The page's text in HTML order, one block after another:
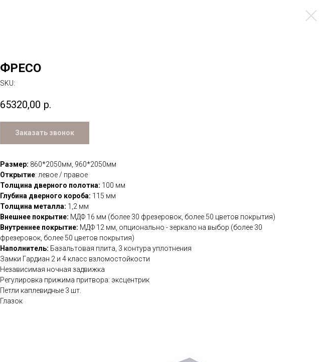
ФРЕСО
SKU:
65320,00 р.
Заказать звонок
Размер: 860*2050мм, 960*2050мм
Открытие: левое / правое
Толщина дверного полотна: 100 мм
Глубина дверного короба: 115 мм
Толщина металла: 1,2 мм
Внешнее покрытие: МДФ 16 мм (более 30 фрезеровок, более 50 цветов покрытия)
Внутреннее покрытие: МДФ 12 мм, опционально - зеркало на выбор (более 30
фрезеровок, более 50 цветов покрытия)
Наполнитель: Базальтовая плита, 3 контура уплотнения
Замки Гардиан 2 и 4 класс взломостойкости
Независимая ночная задвижка
Регулировка прижима притвора: эксцентрик
Петли каплевидные 3 шт.
Глазок